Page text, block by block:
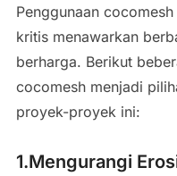
Penggunaan
kritis menawarkan
berharga. Berikut
cocomesh menjadi
proyek-proyek ini:
1.Mengurangi